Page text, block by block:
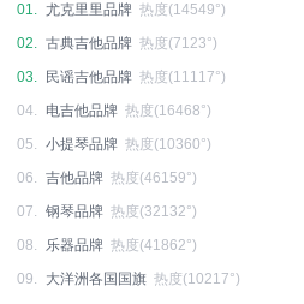
01. 尤克里里品牌 热度(14549°)
02. 古典吉他品牌 热度(7123°)
03.
民谣吉他品牌 热度(11117°)
04.
电吉他品牌 热度(16468°)
05. 小提琴品牌 热度(10360°)
06. 吉他品牌 热度(46159°)
07. 钢琴品牌 热度(32132°)
08.
乐器品牌 热度(41862°)
09.
大洋洲各国国旗 热度(10217°)